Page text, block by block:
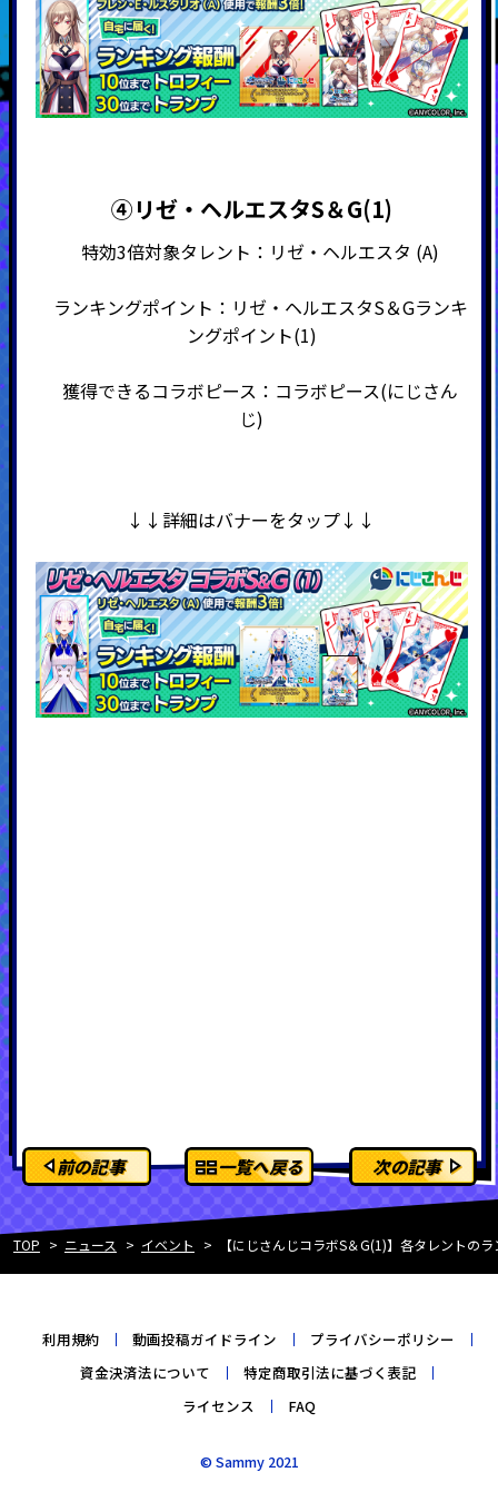
④リゼ・ヘルエスタS＆G(1)
特効3倍対象タレント：リゼ・ヘルエスタ (A)
ランキングポイント：リゼ・ヘルエスタS＆Gランキ
ングポイント(1)
獲得できるコラボピース：コラボピース(にじさん
じ)
↓↓詳細はバナーをタップ↓↓
前の記事 一覧へ戻る 次の記事
TOP ニュース イベント 【にじさんじコラボS＆G(1)】各タレントの
© Sammy 2021
利用規約 動画投稿ガイドライン
プライバシーポリシー
資金決済法について
特定商取引法に基づく表記
ライセンス
FAQ